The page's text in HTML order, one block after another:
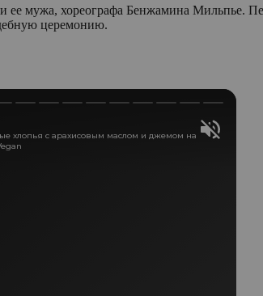
ее мужа, хореографа Бенжамина Мильпье.
церемонию.